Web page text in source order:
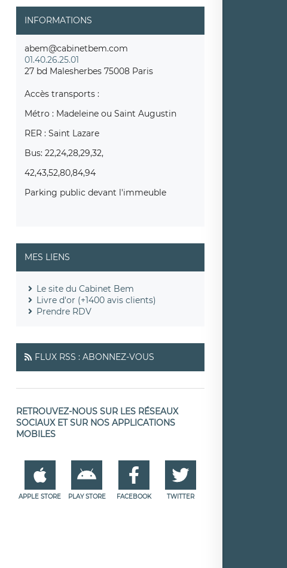
INFORMATIONS
abem@cabinetbem.com
01.40.26.25.01
27 bd Malesherbes 75008 Paris
Accès transports :
Métro : Madeleine ou Saint Augustin
RER : Saint Lazare
Bus: 22,24,28,29,32,
42,43,52,80,84,94
Parking public devant l'immeuble
MES LIENS
Le site du Cabinet Bem
Livre d'or (+1400 avis clients)
Prendre RDV
FLUX RSS : ABONNEZ-VOUS
RETROUVEZ-NOUS SUR LES RÉSEAUX
SOCIAUX ET SUR NOS APPLICATIONS
MOBILES
APPLE STORE PLAY STORE FACEBOOK TWITTER